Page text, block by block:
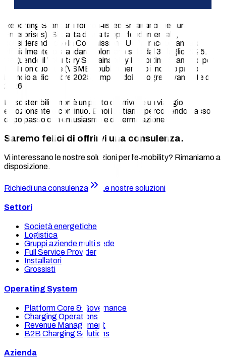
Tra queste, il prossimo passo per chargecloud sarà il bilancio
Reporting Standard for non‑listed Small and Medium
Enterprises). Si tratta di una tappa fondamentale,
considerando che la Commissione UE ha raccomandato
ufficialmente lo standard volontario solo dal 30 luglio 2025.
Seguendo il Voluntary Sustainability Reporting Standard per
PMI non quotate (VSME), pubblicheremo il nostro primo
bilancio a dicembre 2025, ampliandolo progressivamente dal
2026.
La sostenibilità non è un punto di arrivo: è un viaggio
emozionante e continuo. E noi lo stiamo percorrendo passo
dopo passo con entusiasmo e determinazione!
Saremo felici di offrirvi una consulenza.
Vi interessano le nostre soluzioni per l’e‑mobility? Rimaniamo a
disposizione.
Richiedi una consulenza Le nostre soluzioni
Settori
Società energetiche
Logistica
Gruppi aziende multi sede
Full Service Provider
Installatori
Grossisti
Operating System
Platform Core & Governance
Charging Operations
Revenue Management
B2B Charging Solutions
Azienda